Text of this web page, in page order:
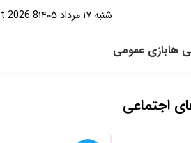
شنبه ۱۷ مرداد ۱۴۰۵ 8 August 2026
هابازی عمومی
اجتماعی